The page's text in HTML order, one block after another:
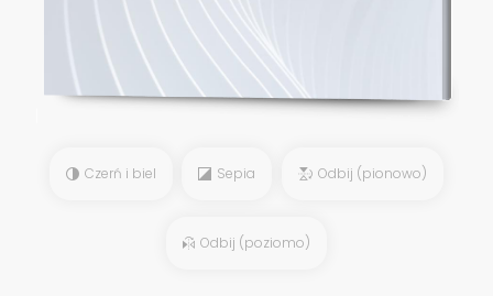
Czerń i biel Sepia Odbij (pionowo)
Odbij (poziomo)